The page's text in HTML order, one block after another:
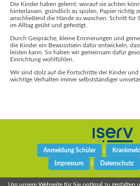
Die Kinder haben gelernt, worauf sie achten
hinterlassen, gründlich zu spülen, Papier richtig
anschließend die Hände zu waschen. Schritt für
im Alltag geübt und gefestigt.
Durch Gespräche, kleine Erinnerungen und
die Kinder ein Bewusstsein dafür entwickeln,
leisten kann. So haben wir gemeinsam dafür
Einrichtung wohlfühlen.
Wir sind stolz auf die Fortschritte der Kinder und
wichtige Verhalten immer selbstständiger
Anmeldung Schüler
Impressum Datenschutz
Um unsere Webseite für Sie optimal zu gestalten